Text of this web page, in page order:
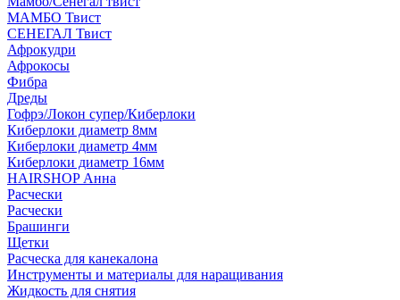
МАМБО Твист
СЕНЕГАЛ Твист
Афрокудри
Афрокосы
Фибра
Дреды
Гофрэ/Локон супер/Киберлоки
Киберлоки диаметр 8мм
Киберлоки диаметр 4мм
Киберлоки диаметр 16мм
HAIRSHOP Анна
Расчески
Расчески
Брашинги
Щетки
Расческа для канекалона
Инструменты и материалы для наращивания
Жидкость для снятия